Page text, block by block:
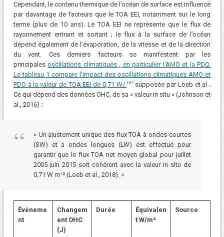
Cependant, le contenu thermique de l’océan de surface est influencé
par davantage de facteurs que le TOA EEI, notamment sur le long
terme (plus de 10 ans). Le TOA EEI ne représente que le flux de
rayonnement entrant et sortant ; le flux à la surface de l’océan
dépend également de l’évaporation, de la vitesse et de la direction
du vent. Ces derniers facteurs se manifestent par les
principalesoscillations climatiques , en particulier l’AMO et la PDO.
Le tableau 1 compare l’impact des oscillations climatiques AMO et
PDO à la valeur de TOA EEI de 0,71 W/ m²supposée par Loeb et al .
Ce qui dépend des données OHC, de sa « valeur in situ » (Johnson et
al., 2016) :
« Un ajustement unique des flux TOA à ondes courtes
(SW) et à ondes longues (LW) est effectué pour
garantir que le flux TOA net moyen global pour juillet
2005-juin 2015 soit cohérent avec la valeur in situ de
0,71 W m⁻² (Loeb et al., 2018). »
Événeme
nt
Changem
ent OHC
(J)
Durée
Équivalen
t W/m²
Source